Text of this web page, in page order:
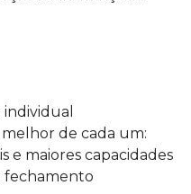
melhor de cada um:
e maiores capacidades
fechamento